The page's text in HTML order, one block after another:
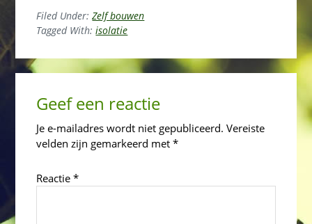
Filed Under:Zelf bouwen
Tagged With:isolatie
Interactions
Geef een reactie
Je e-mailadres wordt niet gepubliceerd. Vereiste
velden zijn gemarkeerd met*
Reactie*